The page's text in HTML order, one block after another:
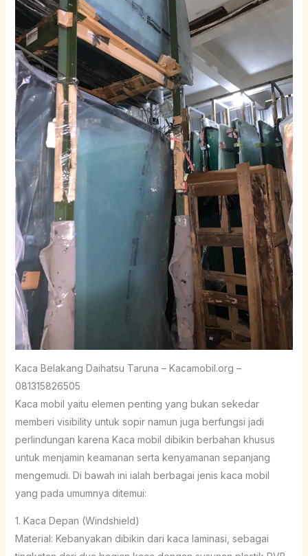
Kaca Belakang Daihatsu Taruna – Kacamobil.org –
081315826505
Kaca mobil yaitu elemen penting yang bukan sekedar
memberi visibility untuk sopir namun juga berfungsi jadi
perlindungan karena Kaca mobil dibikin berbahan khusus
untuk menjamin keamanan serta kenyamanan sepanjang
mengemudi. Di bawah ini ialah berbagai jenis kaca mobil
yang pada umumnya ditemui:
1. Kaca Depan (Windshield)
Material: Kebanyakan dibikin dari kaca laminasi, sebagai